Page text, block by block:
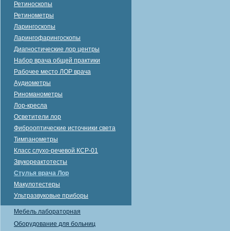
Ретиноскопы
Ретинометры
Ларингоскопы
Ларингофарингоскопы
Диагностические лор центры
Набор врача общей практики
Рабочее место ЛОР врача
Аудиометры
Риноманометры
Лор-кресла
Осветители лор
Фиброоптические источники света
Тимпанометры
Класс слухо-речевой КСР-01
Звукореактотесты
Стулья врача Лор
Макулотестеры
Ультразвуковые приборы
Мебель лабораторная
Оборудование для больниц